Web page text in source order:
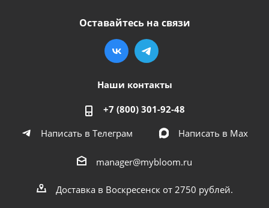
Оставайтесь на связи
Наши контакты
+7 (800) 301-92-48
Написать в Телеграм
Написать в Мах
manager@mybloom.ru
Доставка в Воскресенск от 2750 рублей.